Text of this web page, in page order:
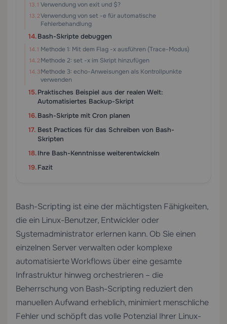
Verwendung von exit und $?
Verwendung von set -e für automatische
Fehlerbehandlung
Bash-Skripte debuggen
Methode 1: Mit dem Flag -x ausführen (Trace-Modus)
Methode 2: set -x im Skript hinzufügen
Methode 3: echo-Anweisungen als Kontrollpunkte
verwenden
Praktisches Beispiel aus der realen Welt:
Automatisiertes Backup-Skript
Bash-Skripte mit Cron planen
Best Practices für das Schreiben von Bash-
Skripten
Ihre Bash-Kenntnisse weiterentwickeln
Fazit
Bash-Scripting ist eine der mächtigsten Fähigkeiten,
die ein Linux-Benutzer, Entwickler oder
Systemadministrator erlernen kann. Ob Sie einen
einzelnen Server verwalten oder komplexe
automatisierte Workflows über eine gesamte
Infrastruktur hinweg orchestrieren – die
Beherrschung von Bash-Scripting reduziert den
manuellen Aufwand erheblich, minimiert menschliche
Fehler und schöpft das volle Potenzial Ihrer Linux-